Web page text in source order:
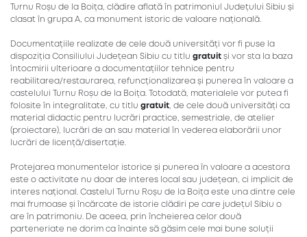
Turnu Roșu de la Boița, clădire aflată în patrimoniul Județului Sibiu și
clasat în grupa A, ca monument istoric de valoare națională.
Documentațiile realizate de cele două universități vor fi puse la
dispoziția Consiliului Județean Sibiu cu titlu gratuit și vor sta la baza
întocmirii ulterioare a documentațiilor tehnice pentru
reabilitarea/restaurarea, refuncționalizarea și punerea în valoare a
castelului Turnu Roșu de la Boița. Totodată, materialele vor putea fi
folosite în integralitate, cu titlu gratuit, de cele două universități ca
material didactic pentru lucrări practice, semestriale, de atelier
(proiectare), lucrări de an sau material în vederea elaborării unor
lucrări de licență/disertație.
Protejarea monumentelor istorice și punerea în valoare a acestora
este o activitate nu doar de interes local sau județean, ci implicit de
interes național. Castelul Turnu Roșu de la Boița este una dintre cele
mai frumoase și încărcate de istorie clădiri pe care județul Sibiu o
are în patrimoniu. De aceea, prin încheierea celor două
parteneriate ne dorim ca înainte să găsim cele mai bune soluții